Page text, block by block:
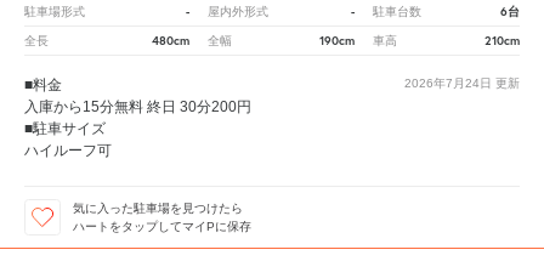
駐車場形式 - 屋内外形式 - 駐車台数 6台
全長 480cm 全幅 190cm 車高 210cm
2026年7月24日 更新
■料金
入庫から15分無料 終日 30分200円
■駐車サイズ
ハイルーフ可
気に入った駐車場を見つけたら
ハートをタップしてマイPに保存